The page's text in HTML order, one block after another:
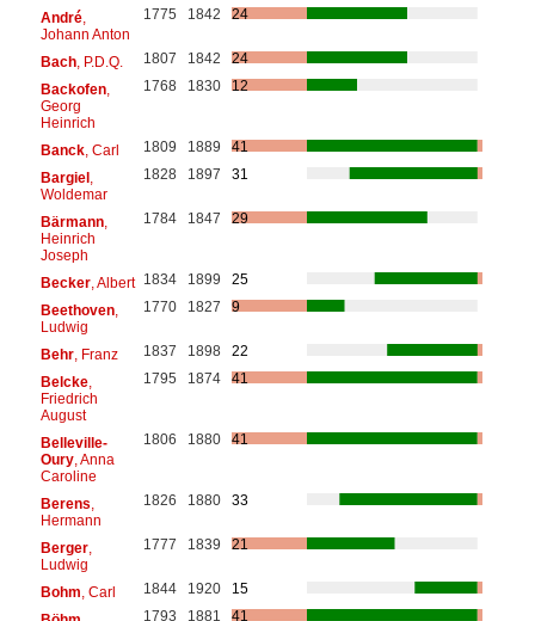
André,
Johann Anton
1775 1842 24
Bach, P.D.Q. 1807 1842
24
Backofen,
Georg
Heinrich
1768 1830 12
Banck, Carl 1809 1889
41
Bargiel,
Woldemar
1828 1897 31
Bärmann,
Heinrich
Joseph
1784 1847 29
Becker, Albert 1834 1899
25
Beethoven,
Ludwig
1770 1827 9
Behr, Franz 1837 1898
22
Belcke,
Friedrich
August
1795 1874 41
Belleville-
Oury, Anna
Caroline
1806 1880 41
Berens
Hermann
1826 1880 33
Berger,
Ludwig
1777 1839 21
Bohm , Carl 1844 1920
15
1793 1881 41